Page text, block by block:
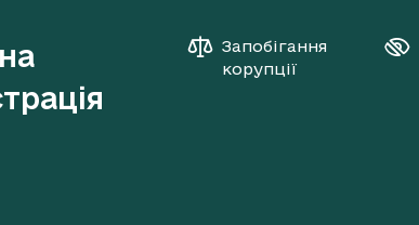
Запобігання
корупції